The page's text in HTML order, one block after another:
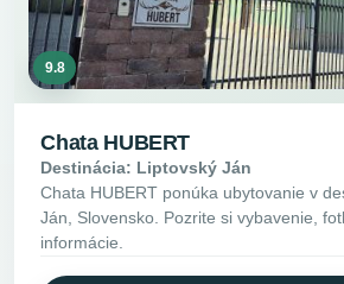
9.8
Chata HUBERT
Destinácia: Liptovský Ján
Chata HUBERT ponúka ubytovanie v
Ján, Slovensko. Pozrite si vybavenie,
informácie.